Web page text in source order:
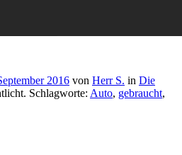
2016 von Herr S. in Die
Schlagworte: Auto, gebraucht,